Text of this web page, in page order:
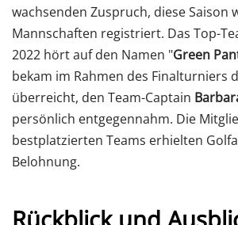
wachsenden Zuspruch, diese Saison
Mannschaften registriert. Das Top-
2022 hört auf den Namen "Green
bekam im Rahmen des Finalturniers
überreicht, den Team-Captain
persönlich entgegennahm. Die
bestplatzierten Teams erhielten
Belohnung.